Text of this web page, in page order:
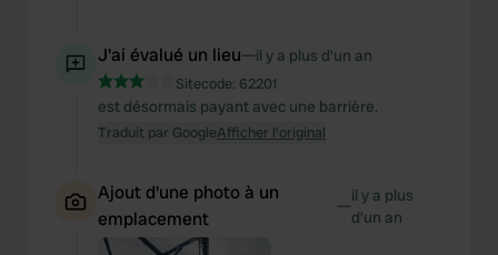
J'ai évalué un lieu—il y a plus d’un an
Sitecode: 62201
est désormais payant avec une barrière.
Traduit par GoogleAfficher l'original
Ajout d'une photo à un
emplacement
—il y a plus
d’un an